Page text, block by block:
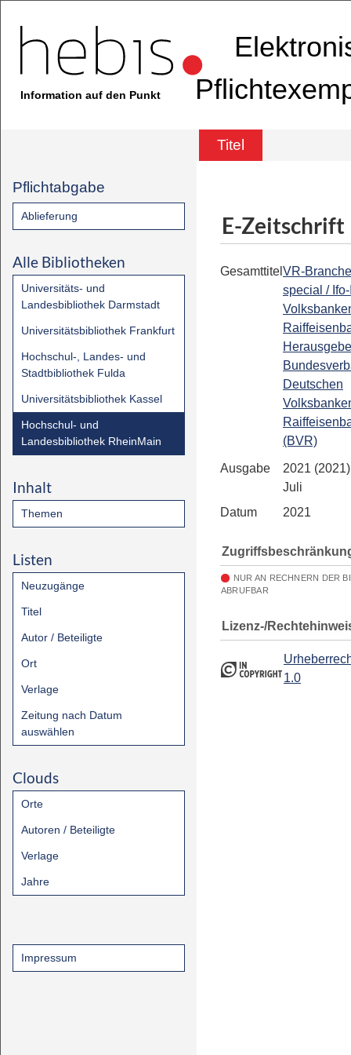
Information auf den Punkt
Titel
Pflichtabgabe
Ablieferung
Alle Bibliotheken
Universitäts- und
Landesbibliothek Darmstadt
Universitätsbibliothek Frankfurt
Hochschul-, Landes- und
Stadtbibliothek Fulda
Universitätsbibliothek Kassel
Hochschul- und
Landesbibliothek RheinMain
Inhalt
Themen
Listen
Neuzugänge
Titel
Autor / Beteiligte
Ort
Verlage
Zeitung nach Datum
auswählen
Clouds
Orte
Autoren / Beteiligte
Verlage
Jahre
Impressum
E-Zeitschrift
Gesamttitel VR-
special /
Deutschen
(BVR)
Ausgabe
2021
Juli
Datum
2021
NUR AN RECHNERN DER
ABRUFBAR
Lizenz-/
1.0